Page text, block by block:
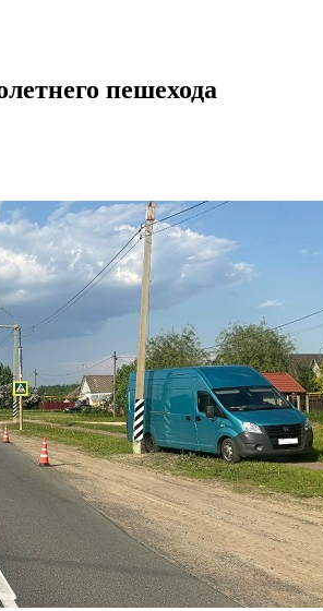
пешехода